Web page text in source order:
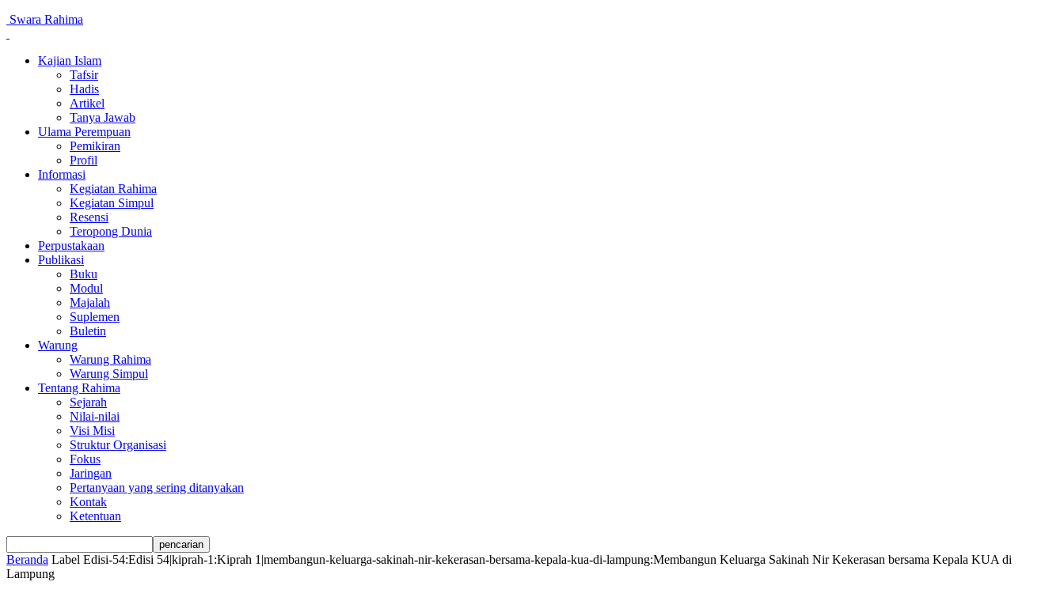
Swara Rahima
Kajian Islam
Tafsir
Hadis
Artikel
Tanya Jawab
Ulama Perempuan
Pemikiran
Profil
Informasi
Kegiatan Rahima
Kegiatan Simpul
Resensi
Teropong Dunia
Perpustakaan
Publikasi
Buku
Modul
Majalah
Suplemen
Buletin
Warung
Warung Rahima
Warung Simpul
Tentang Rahima
Sejarah
Nilai-nilai
Visi Misi
Struktur Organisasi
Fokus
Jaringan
Pertanyaan yang sering ditanyakan
Kontak
Ketentuan
Beranda Label Edisi-54:Edisi 54|kiprah-1:Kiprah 1|membangun-keluarga-sakinah-nir-kekerasan-bersama-kepala-kua-di-lampung:Membangun Keluarga Sakinah Nir Kekerasan bersama Kepala KUA di
Lampung